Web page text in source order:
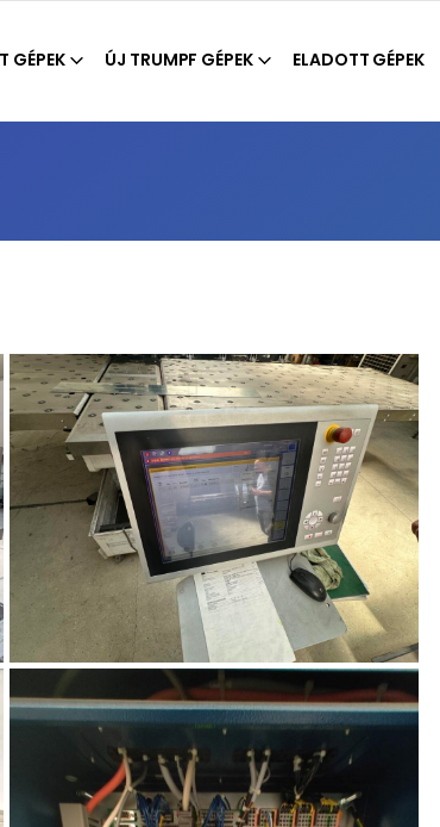
GÉPEK ÚJ TRUMPF GÉPEK ELADOTT GÉPEK